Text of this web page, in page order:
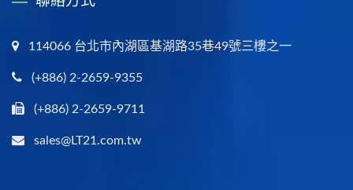
114066 台北市內湖區基湖路35巷49號三樓之一
(+886) 2-2659-9355
(+886) 2-2659-9711
sales@LT21.com.tw